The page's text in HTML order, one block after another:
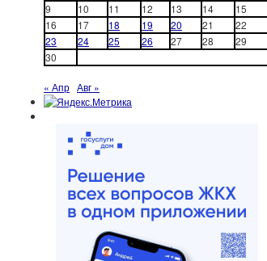
9
10 11 12 13 14
15
16
17 18 19 20 21
22
23
24 25 26 27 28
29
30
« Апр Авг »